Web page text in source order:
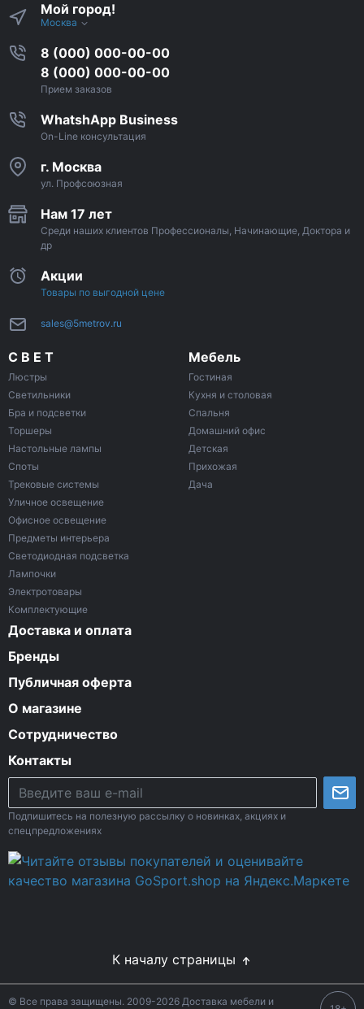
Мой город!
Москва
8 (000) 000-00-00
8 (000) 000-00-00
Прием заказов
WhatshApp Business
On-Line консультация
г. Москва
ул. Профсоюзная
Нам 17 лет
Среди наших клиентов Профессионалы, Начинающие, Доктора и
др
Акции
Товары по выгодной цене
sales@5metrov.ru
С В Е Т
Люстры
Светильники
Бра и подсветки
Торшеры
Настольные лампы
Споты
Трековые системы
Уличное освещение
Офисное освещение
Предметы интерьера
Светодиодная подсветка
Лампочки
Электротовары
Комплектующие
Мебель
Гостиная
Кухня и столовая
Спальня
Домашний офис
Детская
Прихожая
Дача
Доставка и оплата
Бренды
Публичная оферта
О магазине
Сотрудничество
Контакты
Подпишитесь на полезную рассылку о новинках, акциях и
спецпредложениях
К началу страницы
© Все права защищены. 2009-2026 Доставка мебели и